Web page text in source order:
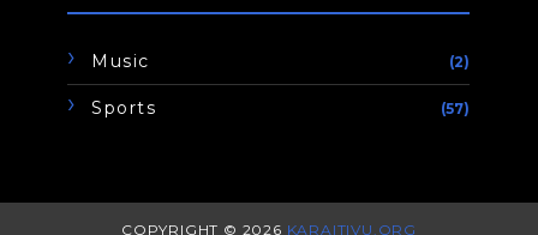
Music (2)
Sports (57)
COPYRIGHT © 2026 KARAITIVU.ORG